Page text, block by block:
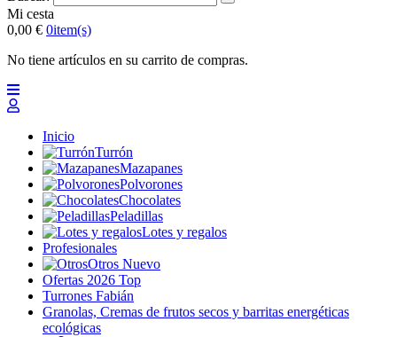
Mi cesta
0,00 € 0item(s)
No tiene artículos en su carrito de compras.
Inicio
Turrón
Mazapanes
Polvorones
Chocolates
Peladillas
Lotes y regalos
Profesionales
Otros Nuevo
Ofertas 2026 Top
Turrones Fabián
Granolas, Cremas de frutos secos y barritas energéticas
ecológicas